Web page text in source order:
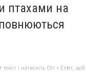
птахами на
і натисніть Ctrl + Enter, щоб